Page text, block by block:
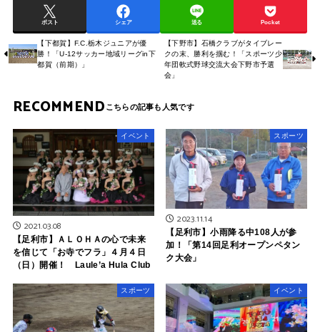
ポスト シェア 送る Pocket
【下都賀】F.C.栃木ジュニアが優
勝！「U-12サッカー地域リーグin下
都賀（前期）」
【下野市】石橋クラブがタイブレー
クの末、勝利を掴む！「スポーツ少
年団軟式野球交流大会下野市予選
会」
RECOMMEND
イベント
2021.03.08
【足利市】ＡＬＯＨＡの心で未来
を信じて「お寺でフラ」４月４日
（日）開催！ Laule’a Hula Club
スポーツ
2023.11.14
【足利市】小雨降る中108人が参
加！「第14回足利オープンペタン
ク大会」
スポーツ イベント